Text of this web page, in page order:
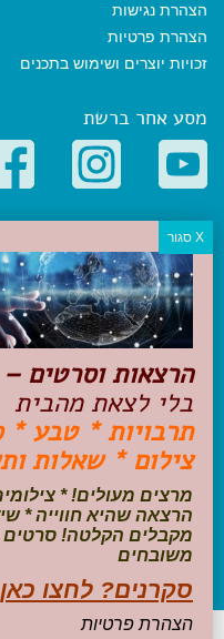
הצהרת נגישות
הצהרת פרטיות
זכויות יוצרים ושימוש בתכנים
מסע אחר ברשת
קטגוריות פופולריות
יעדים
טיולים בישראל
מלונות בוטיק בישראל
טיפים והמלצות
הכנות לנסיעה
טיולי ג'יפים
טיולים עם ילדים
שייט, הפלגות, קרוזים
עקבו אחרינו בפייסבוק
הרצאות וסרטים –
בלי לצאת מהבית
תרבויות * טבע *
צילום * שאלות
מרצים מעולים! *
הרצאה שהיא חווייה *
מקבלים הקלטה! סרטים
משובחים
סקרנים? לחצו
הצהרת פרטיות